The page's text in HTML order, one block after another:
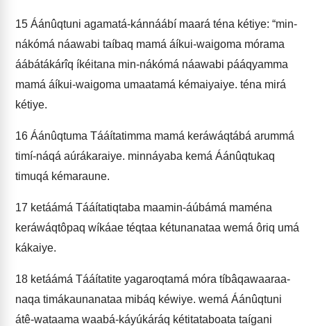
15 Áánûqtuni agamatá-kánnáábí maará téna kétiye: “min-
nákómá náawabi taíbaq mamá áíkui-waigoma mórama
áábátákárîq íkéitana min-nákómá náawabi pááqyamma
mamá áíkui-waigoma umaatamá kémaiyaiye. téna mirá
kétiye.
16 Áánûqtuma Tááítatimma mamá keráwáqtábá arummá
timí-náqá aúrákaraiye. minnáyaba kemá Áánûqtukaq
timuqá kémaraune.
17 ketáámá Tááítatiqtaba maamin-áúbámá maména
keráwáqtôpaq wíkáae téqtaa kétunanataa wemá ôriq umá
kákaiye.
18 ketáámá Tááítatite yagaroqtamá móra tíbâqawaaraa-
naqa timákaunanataa mibáq kéwiye. wemá Áánûqtuni
átê-wataama waabá-káyúkáráq kétitataboata taígani